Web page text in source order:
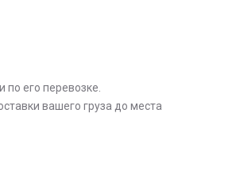
его перевозке.
вашего груза до места